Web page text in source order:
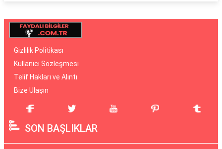
Gizlilik Politikası
Kullanıcı Sözleşmesi
Telif Hakları ve Alıntı
Bize Ulaşın
SON BAŞLIKLAR